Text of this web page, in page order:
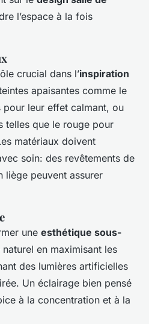
l’espace à la fois
crucial dans l’inspiration
apaisantes comme le
leur effet calmant, ou
telles que le rouge pour
matériaux doivent
soin: des revêtements de
liège peuvent assurer
une esthétique sous-
en maximisant les
des lumières artificielles
Un éclairage bien pensé
à la concentration et à la